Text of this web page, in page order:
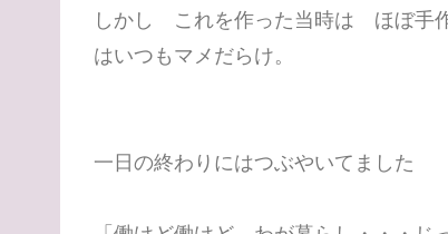
しかし これを作った当時は ほぼ手
はいつもマメだらけ。
一日の終わりにはつぶやいてました